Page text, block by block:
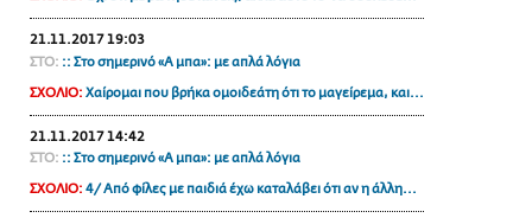
21.11.2017 19:03
ΣΤΟ: :: Στο σημερινό «Α μπα»: με απλά λόγια
ΣΧΟΛΙΟ: Χαίρομαι που βρήκα ομοιδεάτη ότι το μαγείρεμα, και...
21.11.2017 14:42
ΣΤΟ: :: Στο σημερινό «Α μπα»: με απλά λόγια
ΣΧΟΛΙΟ: 4/ Από φίλες με παιδιά έχω καταλάβει ότι αν η άλλη...